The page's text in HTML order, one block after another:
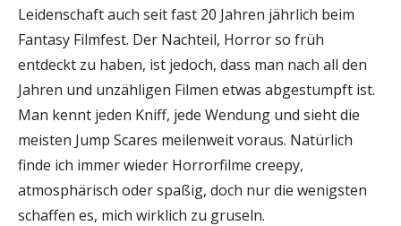
Leidenschaft auch seit fast 20 Jahren jährlich beim
Fantasy Filmfest. Der Nachteil, Horror so früh
entdeckt zu haben, ist jedoch, dass man nach all den
Jahren und unzähligen Filmen etwas abgestumpft ist.
Man kennt jeden Kniff, jede Wendung und sieht die
meisten Jump Scares meilenweit voraus. Natürlich
finde ich immer wieder Horrorfilme creepy,
atmosphärisch oder spaßig, doch nur die wenigsten
schaffen es, mich wirklich zu gruseln.